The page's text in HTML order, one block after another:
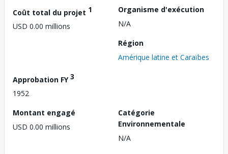
Coût total du projet 1
USD 0.00 millions
Organisme d'exécution
N/A
Région
Amérique latine et Caraïbes
Approbation FY3
1952
Montant engagé
USD 0.00 millions
Catégorie
Environnementale
N/A